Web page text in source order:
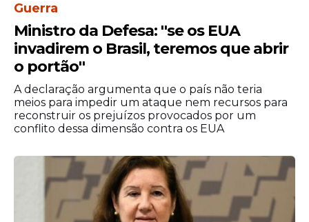
Guerra
Ministro da Defesa: ''se os EUA
invadirem o Brasil, teremos que abrir
o portão''
A declaração argumenta que o país não teria
meios para impedir um ataque nem recursos para
reconstruir os prejuízos provocados por um
conflito dessa dimensão contra os EUA